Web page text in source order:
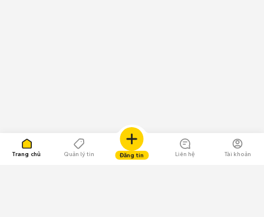
Trang chủ Quản lý tin Đăng tin Liên hệ Tài khoản